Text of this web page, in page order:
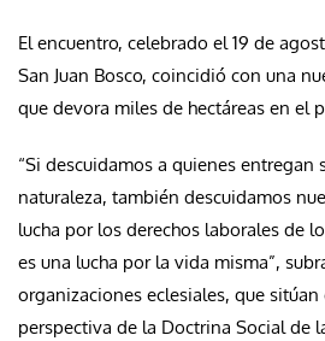
El encuentro, celebrado el 19 de
San Juan Bosco, coincidió con una
que devora miles de hectáreas en el
“Si descuidamos a quienes entregan
naturaleza, también descuidamos
lucha por los derechos laborales de
es una lucha por la vida misma”,
organizaciones eclesiales, que
perspectiva de la Doctrina Social de